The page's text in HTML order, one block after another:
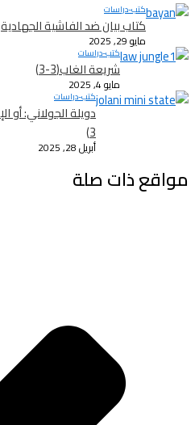
كتب-دراسات
كتاب بيان ضد الفاشية الجهادية
مايو 29, 2025
كتب-دراسات
شريعة الغاب(3-3)
مايو 4, 2025
كتب-دراسات
3)
أبريل 28, 2025
مواقع ذات صلة